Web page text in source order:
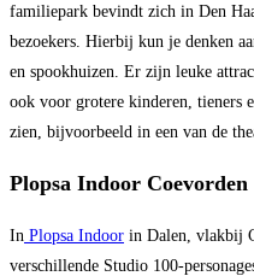
familiepark bevindt zich in Den
bezoekers. Hierbij kun je denken
en spookhuizen. Er zijn leuke
ook voor grotere kinderen, tieners
zien, bijvoorbeeld in een van de
Plopsa Indoor Coevorden
In Plopsa Indoor in Dalen, vlakbij
verschillende Studio 100-